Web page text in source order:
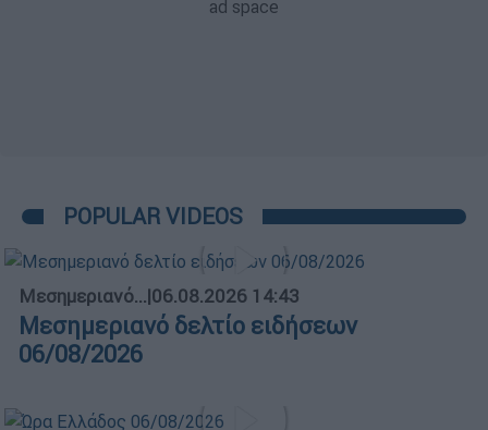
POPULAR VIDEOS
Μεσημεριανό...|06.08.2026 14:43
Μεσημεριανό δελτίο ειδήσεων
06/08/2026